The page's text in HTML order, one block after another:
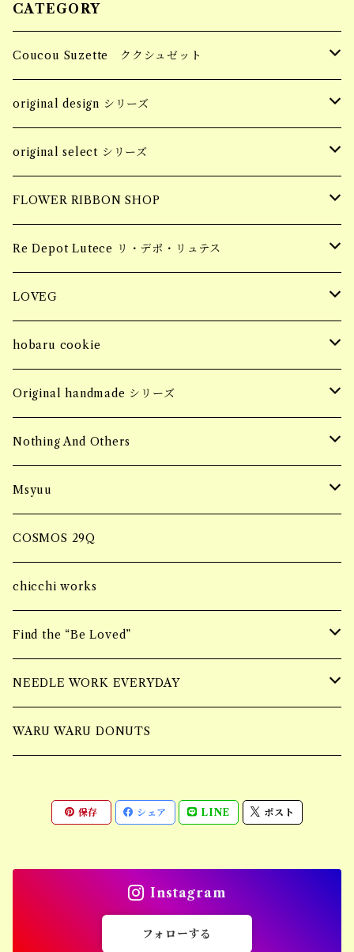
CATEGORY
Coucou Suzette ククシュゼット
Hair Clip ヘアクリップ
Socks 靴下
Pins ピンバッジ
Hair Claw ヘアクロー
BIG HAIR CLAW 大きいヘアクロー
MINI HAIR CLAW 小さいヘアクロー
Barrette バレッタ
ornament オーナメント
original design シリーズ
accessory
piercing
earring
apparel
tops
souvenir
original select シリーズ
accessory
piercing
earring
bracelet
apparel
tops
bottoms
Candle
Fragrance Pouch
socks
soy meat gift pack
ブロックタイプ
フィレタイプ
FLOWER RIBBON SHOP
お花柄ステッカー
Re Depot Lutece リ・デポ・リュテス
コッドシートBOX
Sサイズ
Mサイズ
コッドシートTRAY
MASK CODE
パーソナルエフェクトBAG
マルシェBAG
ブランケット巾着BAG
ブランケットケースBAG
ニーハイBAG
ショルダーBAG
LOVEG
soy meat gift pack
ブロックタイプ
フィレタイプ
seasonning sauce
HERB & SPICE
hobaru cookie
hobaru アソート
マンゴーグラノーラ
Original handmade シリーズ
Handmade pierce
Nothing And Others
Accessory
Bangle
Bracelet
Msyuu
ring
piercing
Bracelet
Earring
Accessory
Piercing
Bracelet
COSMOS 29Q
chicchi works
Find the “Be Loved”
wall hangging vase
Mulch Flower Bag
NEEDLE WORK EVERYDAY
tufting bag
WARU WARU DONUTS
保存 シェア LINE ポスト
Instagram
フォローする